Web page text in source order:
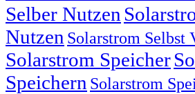
Selber Nutzen
Nutzen Solarstrom Selbst
Solarstrom Speicher
Speichern Solarstrom